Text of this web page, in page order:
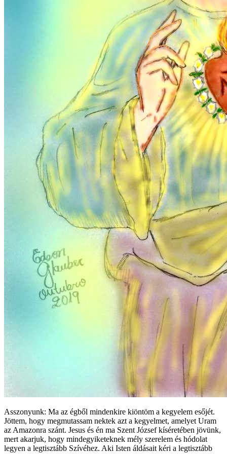
Asszonyunk: Ma az égből mindenkire kiöntöm a kegyelem esőjét.
Jöttem, hogy megmutassam nektek azt a kegyelmet, amelyet Uram
az Amazonra szánt. Jesus és én ma Szent József kíséretében jövünk,
mert akarjuk, hogy mindegyiketeknek mély szerelem és hódolat
legyen a legtisztább Szívéhez. Aki Isten áldásait kéri a legtisztább